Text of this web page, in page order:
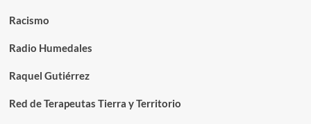
Racismo
Radio Humedales
Raquel Gutiérrez
Red de Terapeutas Tierra y Territorio